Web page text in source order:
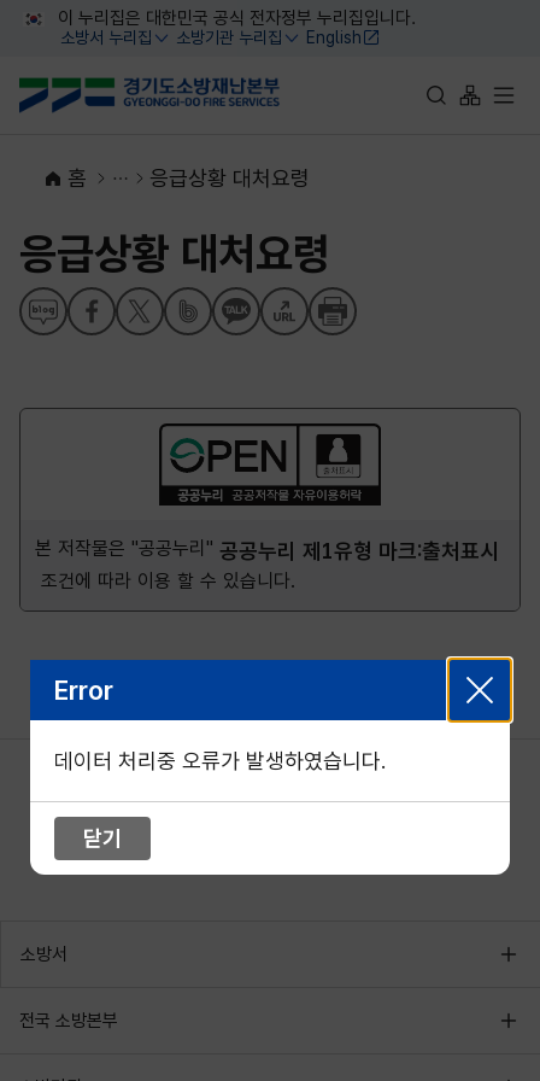
대메뉴 바로가기
본문 바로가기
이 누리집은 대한민국 공식 전자정부 누리집입니다.
소방서 누리집
열기
소방기관 누리집
열기
English
통합검색 바로가
사이트맵
전체
홈 응급상황 대처요령
응급상황 대처요령
본 저작물은 "공공누리" 공공누리 제1유형 마크:출처표시
조건에 따라 이용 할 수 있습니다.
소방서
전국 소방본부
Error
데이터 처리중 오류가 발생하였습니다.
닫기